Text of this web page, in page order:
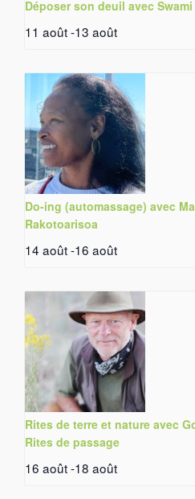
Déposer son deuil avec
11 août-13 août
Do-ing (automassage) avec
Rakotoarisoa
14 août-16 août
Rites de terre et nature avec
Rites de passage
16 août-18 août